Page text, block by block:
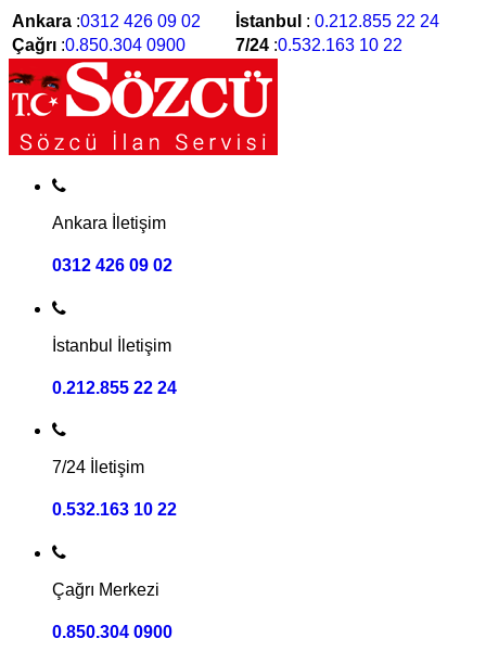
Ankara :0312 426 09 02 İstanbul : 0.212.855 22 24
Çağrı :0.850.304 0900 7/24 :0.532.163 10 22
Ankara İletişim
0312 426 09 02
İstanbul İletişim
0.212.855 22 24
7/24 İletişim
0.532.163 10 22
Çağrı Merkezi
0.850.304 0900